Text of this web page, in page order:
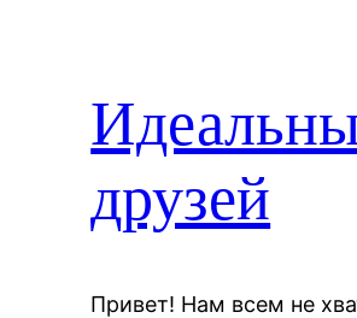
друзей
Привет! Нам всем не